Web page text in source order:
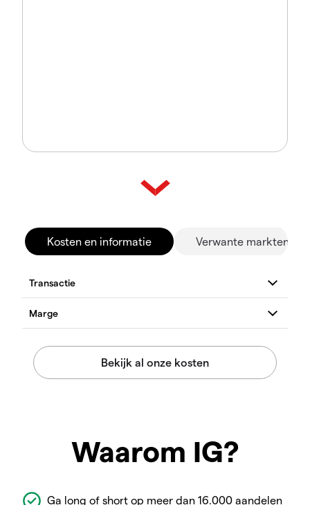
Kosten en informatie Verwante markten
Waarom IG?
Ga long of short op meer dan 16.000 aandelen